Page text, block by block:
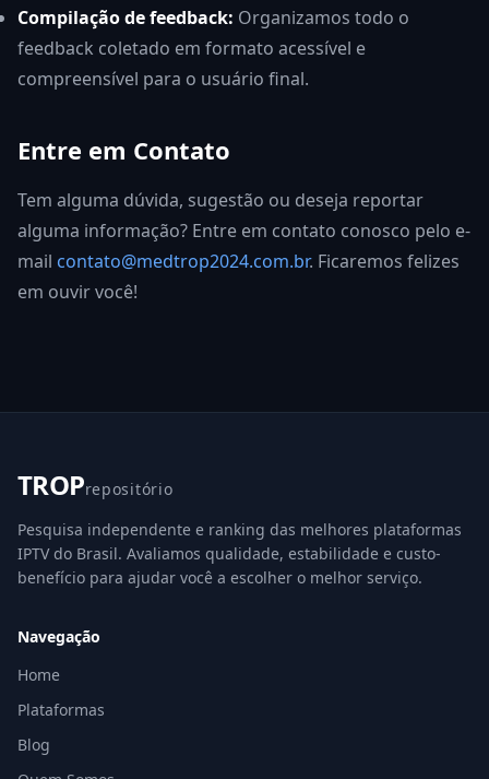
Compilação de feedback: Organizamos todo o
feedback coletado em formato acessível e
compreensível para o usuário final.
Entre em Contato
Tem alguma dúvida, sugestão ou deseja reportar
alguma informação? Entre em contato conosco pelo e-
mail contato@medtrop2024.com.br. Ficaremos felizes
em ouvir você!
TROPrepositório
Pesquisa independente e ranking das melhores plataformas
IPTV do Brasil. Avaliamos qualidade, estabilidade e custo-
benefício para ajudar você a escolher o melhor serviço.
Navegação
Home
Plataformas
Blog